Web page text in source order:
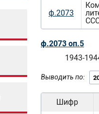
ф.2073
ф.2073 оп.5
1943-
Выводить по:
Шифр